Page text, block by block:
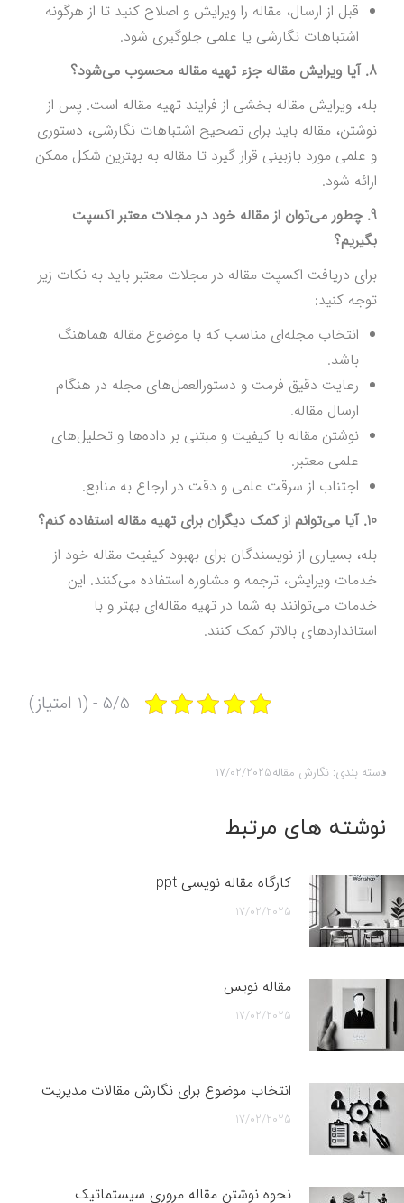
قبل از ارسال، مقاله را ویرایش و اصلاح کنید تا از هرگونه
اشتباهات نگارشی یا علمی جلوگیری شود.
8. آیا ویرایش مقاله جزء تهیه مقاله محسوب می‌شود؟
بله، ویرایش مقاله بخشی از فرایند تهیه مقاله است. پس از
نوشتن، مقاله باید برای تصحیح اشتباهات نگارشی، دستوری
و علمی مورد بازبینی قرار گیرد تا مقاله به بهترین شکل ممکن
ارائه شود.
9. چطور می‌توان از مقاله خود در مجلات معتبر اکسپت
بگیریم؟
برای دریافت اکسپت مقاله در مجلات معتبر باید به نکات زیر
توجه کنید:
انتخاب مجله‌ای مناسب که با موضوع مقاله هماهنگ
باشد.
رعایت دقیق فرمت و دستورالعمل‌های مجله در هنگام
ارسال مقاله.
نوشتن مقاله با کیفیت و مبتنی بر داده‌ها و تحلیل‌های
علمی معتبر.
اجتناب از سرقت علمی و دقت در ارجاع به منابع.
10. آیا می‌توانم از کمک دیگران برای تهیه مقاله استفاده کنم؟
بله، بسیاری از نویسندگان برای بهبود کیفیت مقاله خود از
خدمات ویرایش، ترجمه و مشاوره استفاده می‌کنند. این
خدمات می‌توانند به شما در تهیه مقاله‌ای بهتر و با
استانداردهای بالاتر کمک کنند.
5/5 - (1 امتیاز)
دسته بندی: نگارش مقاله17/02/2025
نوشته های مرتبط
کارگاه مقاله نویسی ppt
17/02/2025
مقاله نویس
17/02/2025
انتخاب موضوع برای نگارش مقالات مدیریت
17/02/2025
نحوه نوشتن مقاله مروری سیستماتیک